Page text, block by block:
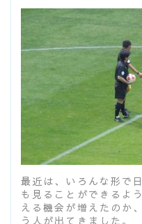
最近は、いろんな形で
も見ることができるよ
える機会が増えたのか
う人が出てきました。